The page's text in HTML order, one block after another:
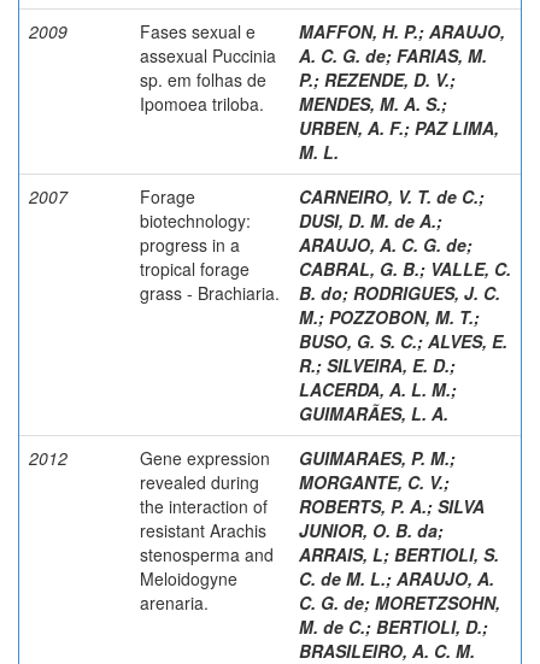
2009
Fases sexual e
assexual Puccinia
sp. em folhas de
Ipomoea triloba.
MAFFON, H. P.; ARAUJO,
A. C. G. de; FARIAS, M.
P.; REZENDE, D. V.;
MENDES, M. A. S.;
URBEN, A. F.; PAZ LIMA,
M. L.
2007
Forage
biotechnology:
progress in a
tropical forage
grass - Brachiaria.
CARNEIRO, V. T. de C.;
DUSI, D. M. de A.;
ARAUJO, A. C. G. de;
CABRAL, G. B.; VALLE, C.
B. do; RODRIGUES, J. C.
M.; POZZOBON, M. T.;
BUSO, G. S. C.; ALVES, E.
R.; SILVEIRA, E. D.;
LACERDA, A. L. M.;
GUIMARÃES, L. A.
2012
Gene expression
revealed during
the interaction of
resistant Arachis
stenosperma and
Meloidogyne
arenaria.
GUIMARAES, P. M.;
MORGANTE, C. V.;
ROBERTS, P. A.; SILVA
JUNIOR, O. B. da;
ARRAIS, L; BERTIOLI, S.
C. de M. L.; ARAUJO, A.
C. G. de; MORETZSOHN,
M. de C.; BERTIOLI, D.;
BRASILEIRO, A. C. M.